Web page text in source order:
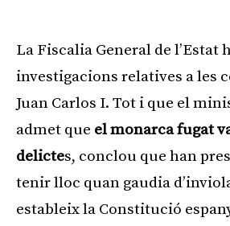
La Fiscalia General de l’Estat
investigacions relatives a les
Juan Carlos I. Tot i que el
admet que el monarca fugat
delictes, conclou que han
tenir lloc quan gaudia
estableix la Constitució